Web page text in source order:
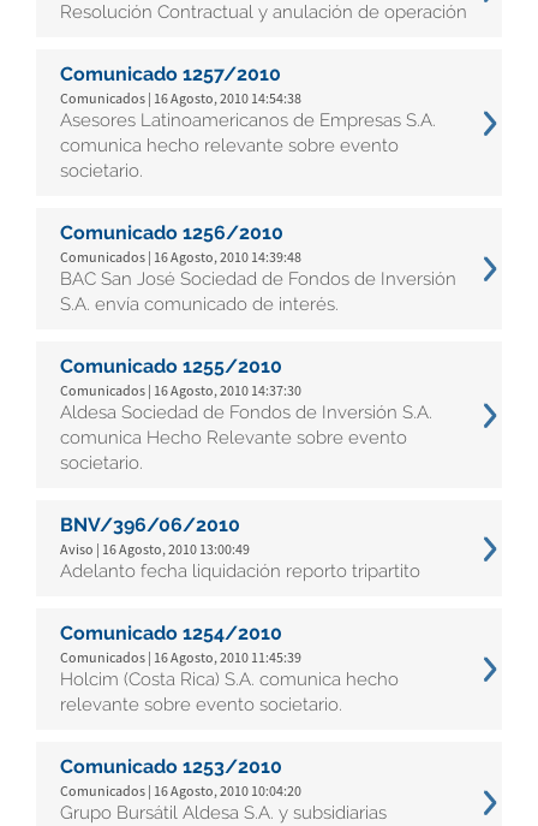
Resolución Contractual y anulación de operación
Comunicado 1257/2010
Comunicados | 16 Agosto, 2010 14:54:38
Asesores Latinoamericanos de Empresas S.A.
comunica hecho relevante sobre evento
societario.
Comunicado 1256/2010
Comunicados | 16 Agosto, 2010 14:39:48
BAC San José Sociedad de Fondos de Inversión
S.A. envía comunicado de interés.
Comunicado 1255/2010
Comunicados | 16 Agosto, 2010 14:37:30
Aldesa Sociedad de Fondos de Inversión S.A.
comunica Hecho Relevante sobre evento
societario.
BNV/396/06/2010
Aviso | 16 Agosto, 2010 13:00:49
Adelanto fecha liquidación reporto tripartito
Comunicado 1254/2010
Comunicados | 16 Agosto, 2010 11:45:39
Holcim (Costa Rica) S.A. comunica hecho
relevante sobre evento societario.
Comunicado 1253/2010
Comunicados | 16 Agosto, 2010 10:04:20
Grupo Bursátil Aldesa S.A. y subsidiarias